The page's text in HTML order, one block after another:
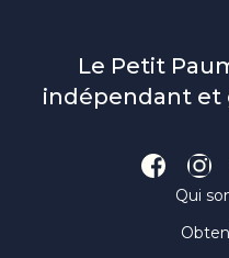
Le Petit
indépendant et
Qui